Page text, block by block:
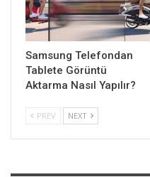
Samsung Telefondan
Tablete Görüntü
Aktarma Nasıl Yapılır?
PREV NEXT